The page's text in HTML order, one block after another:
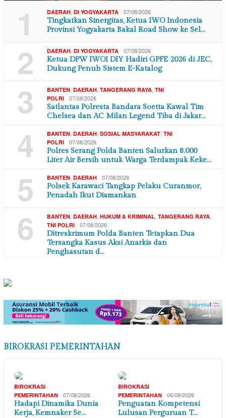
1 DAERAH DI YOGYAKARTA 07/08/2026
Tingkatkan Sinergitas, Ketua IWO Indonesia
Provinsi Yogyakarta Bakal Road Show ke Sel…
2 DAERAH DI YOGYAKARTA 07/08/2026
Ketua DPW IWOI DIY Hadiri GPFE 2026 di JEC,
Dukung Penuh Sistem E-Katalog
3 BANTEN DAERAH TANGERANG RAYA TNI
POLRI
07/08/2026
Satlantas Polresta Bandara Soetta Kawal Tim
Chelsea dan AC Milan Legend Tiba di Jakar…
4 BANTEN DAERAH SOSIAL MASYARAKAT TNI
POLRI
07/08/2026
Polres Serang Polda Banten Salurkan 8.000
Liter Air Bersih untuk Warga Terdampak Keke…
5 BANTEN DAERAH 07/08/2026
Polsek Karawaci Tangkap Pelaku Curanmor,
Penadah Ikut Diamankan
6 BANTEN DAERAH HUKUM & KRIMINAL TANGERANG RAYA
TNI POLRI 07/08/2026
Ditreskrimum Polda Banten Tetapkan Dua
Tersangka Kasus Aksi Anarkis dan
Penghasutan d…
BIROKRASI PEMERINTAHAN
BIROKRASI
PEMERINTAHAN
07/08/2026
Hadapi Dinamika Dunia
Kerja, Kemnaker Se…
BIROKRASI
PEMERINTAHAN
06/08/2026
Penguatan Kompetensi
Lulusan Perguruan T…